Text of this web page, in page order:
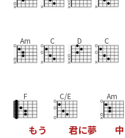
Am C D C
F
もう
C/E
君に夢
Am
中